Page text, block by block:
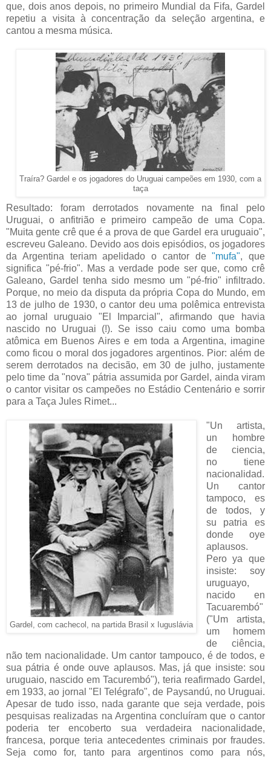
que, dois anos depois, no primeiro Mundial da Fifa, Gardel
repetiu a visita à concentração da seleção argentina, e
cantou a mesma música.
Traíra? Gardel e os jogadores do Uruguai campeões em 1930, com a
taça
Resultado: foram derrotados novamente na final pelo
Uruguai, o anfitrião e primeiro campeão de uma Copa.
"Muita gente crê que é a prova de que Gardel era uruguaio",
escreveu Galeano. Devido aos dois episódios, os jogadores
da Argentina teriam apelidado o cantor de"mufa", que
significa "pé-frio". Mas a verdade pode ser que, como crê
Galeano, Gardel tenha sido mesmo um "pé-frio" infiltrado.
Porque, no meio da disputa da própria Copa do Mundo, em
13 de julho de 1930, o cantor deu uma polêmica entrevista
ao jornal uruguaio "El Imparcial", afirmando que havia
nascido no Uruguai (!). Se isso caiu como uma bomba
atômica em Buenos Aires e em toda a Argentina, imagine
como ficou o moral dos jogadores argentinos. Pior: além de
serem derrotados na decisão, em 30 de julho, justamente
pelo time da "nova" pátria assumida por Gardel, ainda viram
o cantor visitar os campeões no Estádio Centenário e sorrir
para a Taça Jules Rimet...
Gardel, com cachecol, na partida Brasil x Iuguslávia
"Un artista,
un hombre
de ciencia,
no tiene
nacionalidad.
Un cantor
tampoco, es
de todos, y
su patria es
donde oye
aplausos.
Pero ya que
insiste: soy
uruguayo,
nacido en
Tacuarembó"
("Um artista,
um homem
de ciência,
não tem nacionalidade. Um cantor tampouco, é de todos, e
sua pátria é onde ouve aplausos. Mas, já que insiste: sou
uruguaio, nascido em Tacurembó"), teria reafirmado Gardel,
em 1933, ao jornal "El Telégrafo", de Paysandú, no Uruguai.
Apesar de tudo isso, nada garante que seja verdade, pois
pesquisas realizadas na Argentina concluíram que o cantor
poderia ter encoberto sua verdadeira nacionalidade,
francesa, porque teria antecedentes criminais por fraudes.
Seja como for, tanto para argentinos como para nós,